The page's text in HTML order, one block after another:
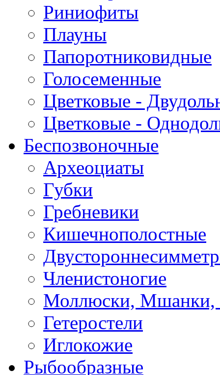
Риниофиты
Плауны
Папоротниковидные
Голосеменные
Цветковые -
Цветковые -
Беспозвоночные
Археоциаты
Губки
Гребневики
Кишечнополостные
Членистоногие
Моллюски, Мшанки,
Гетеростели
Иглокожие
Рыбообразные